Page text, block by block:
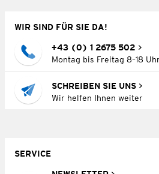
WIR SIND FÜR SIE DA!
+43 (0) 1 2675 502
Montag bis Freitag 8–18 Uhr
SCHREIBEN SIE UNS
Wir helfen Ihnen weiter
SERVICE